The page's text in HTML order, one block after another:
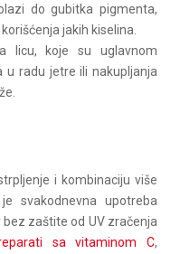
do gubitka pigmenta,
jakih kiselina.
licu, koje su uglavnom
u radu jetre ili nakupljanja
i kombinaciju više
svakodnevna upotreba
bez zaštite od UV zračenja
sa vitaminom C,